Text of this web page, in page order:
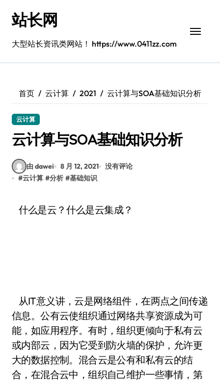
站长网
大型站长资讯类网站！ https://www.0411zz.com
首页 云计算 2021 云计算与SOA基础知识分析
云计算
云计算与SOA基础知识分析
由 dawei 8 月 12, 2021
没有评论
#云计算 #分析 #基础知识
什么是云？什么是云集成？
从IT意义讲，云是网络组件，在两点之间传递
信息。公有云使组织通过网络共享资源成为可
能，如应用程序。有时，组织更倾向于私有云
或内部云，因为它受到防火墙的保护，允许更
大的数据控制。混合云是公有和私有云的结
合，在混合云中，组织自己维护一些事情，第